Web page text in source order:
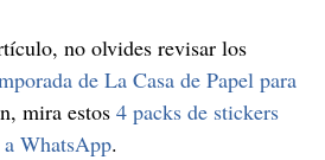
no olvides revisar los
de La Casa de Papel para
mira estos 4 packs de stickers
WhatsApp.